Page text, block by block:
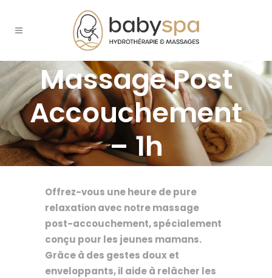
Massage Post
Accouchement
– 1h
Offrez-vous une heure de pure
relaxation avec notre massage
post-accouchement, spécialement
conçu pour les jeunes mamans.
Grâce à des gestes doux et
enveloppants, il aide à relâcher les